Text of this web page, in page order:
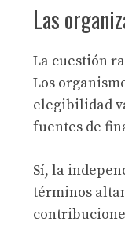
Las
La cuestión
Los
elegibilidad
fuentes de
Sí, la
términos